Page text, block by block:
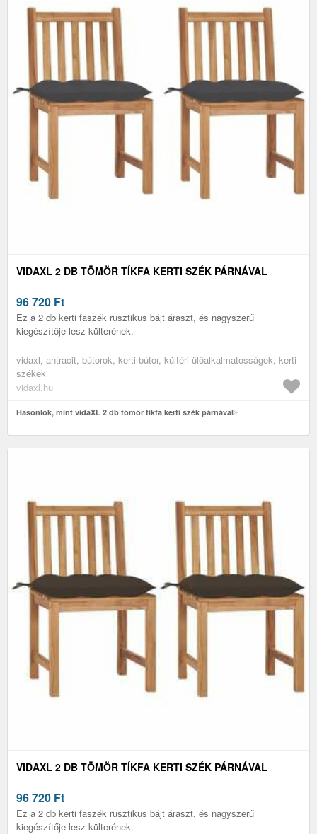
VIDAXL 2 DB TÖMÖR TÍKFA KERTI SZÉK PÁRNÁVAL
96 720 Ft
Ez a 2 db kerti faszék rusztikus bájt áraszt, és nagyszerű
kiegészítője lesz külterének.
vidaxl, antracit, bútorok, kerti bútor, kültéri ülőalkalmatosságok, kerti
székek
vidaxl.hu
Hasonlók, mint vidaXL 2 db tömör tíkfa kerti szék párnával
VIDAXL 2 DB TÖMÖR TÍKFA KERTI SZÉK PÁRNÁVAL
96 720 Ft
Ez a 2 db kerti faszék rusztikus bájt áraszt, és nagyszerű
kiegészítője lesz külterének.